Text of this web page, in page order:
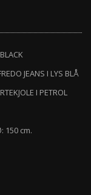
JEANS I LYS BLÅ
I PETROL
cm.